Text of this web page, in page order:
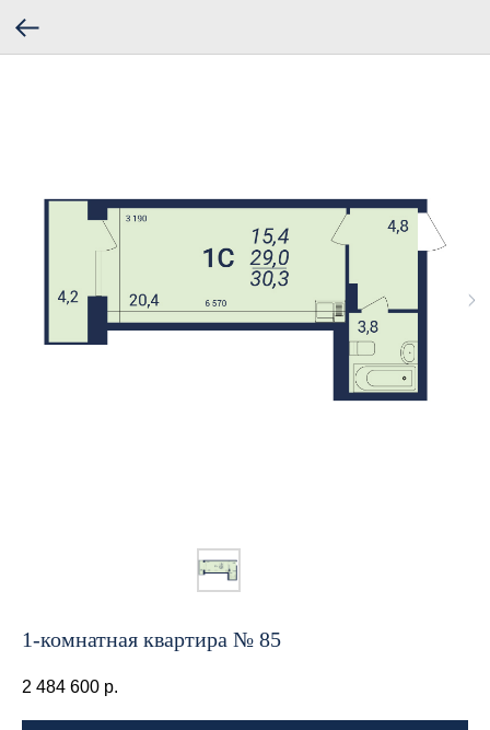
1-комнатная квартира № 85
2 484 600 р.